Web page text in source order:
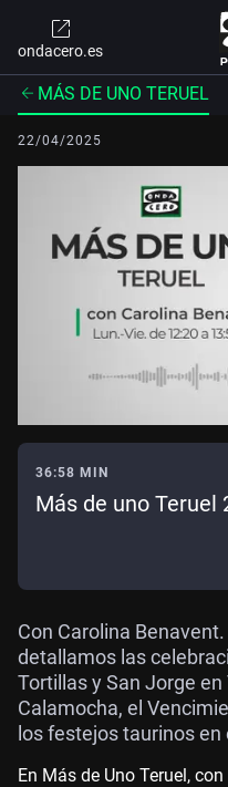
ondacero.es
MÁS DE UNO TERUEL
22/04/2025
36:58 MIN
Más de uno Teruel
Con Carolina
detallamos las
Tortillas y San Jorge
Calamocha, el
los festejos taurinos
En Más de Uno Teruel,